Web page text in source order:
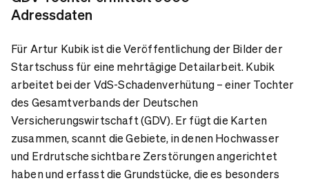
Adressdaten
Für Artur Kubik ist die Veröffentlichung der Bilder der
Startschuss für eine mehrtägige Detailarbeit. Kubik
arbeitet bei der VdS-Schadenverhütung – einer Tochter
des Gesamtverbands der Deutschen
Versicherungswirtschaft (GDV). Er fügt die Karten
zusammen, scannt die Gebiete, in denen Hochwasser
und Erdrutsche sichtbare Zerstörungen angerichtet
haben und erfasst die Grundstücke, die es besonders